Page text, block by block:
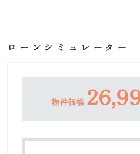
ローンシミュレーター
物件価格